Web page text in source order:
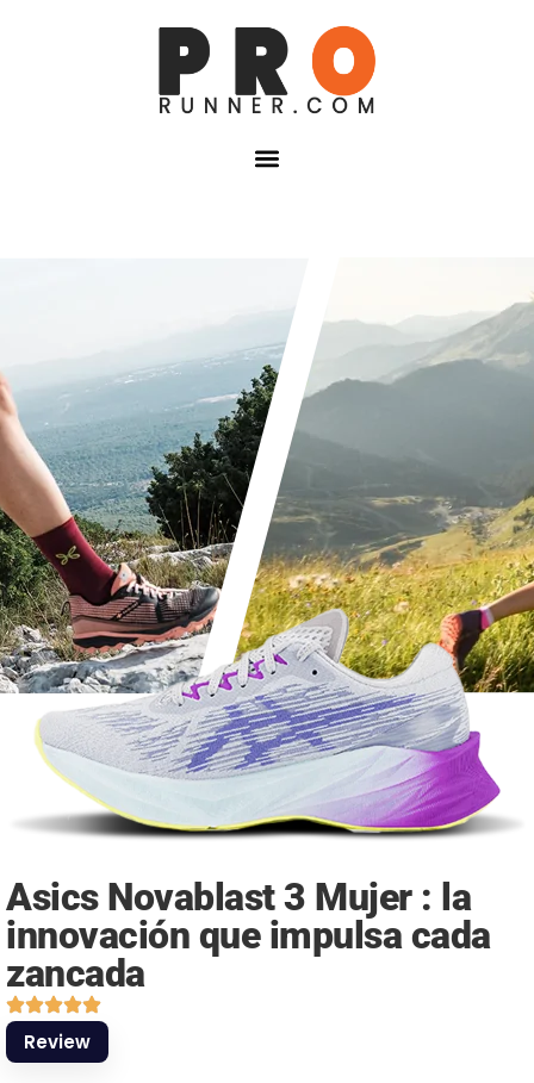
Asics Novablast 3 Mujer : la
innovación que impulsa cada
zancada
Review